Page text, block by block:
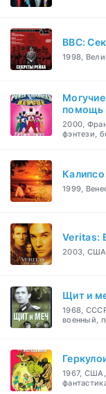
BBC:
1998,
помощь
2000,
фэнтези,
Калипсо
1999,
Veritas:
2003,
Щит и
1968,
военный,
1967,